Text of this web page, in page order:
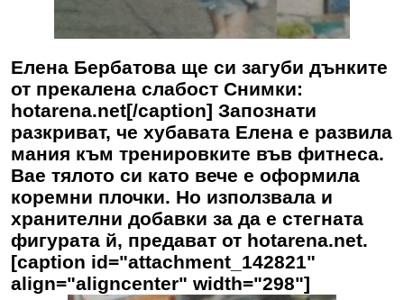
Елена Бербатова ще си загуби дънките
от прекалена слабост Снимки:
hotarena.net[/caption] Запознати
разкриват, че хубавата Елена е развила
мания към тренировките във фитнеса.
Вае тялото си като вече е оформила
коремни плочки. Но използвала и
хранителни добавки за да е стегната
фигурата й, предават от hotarena.net.
[caption id="attachment_142821"
align="aligncenter" width="298"]